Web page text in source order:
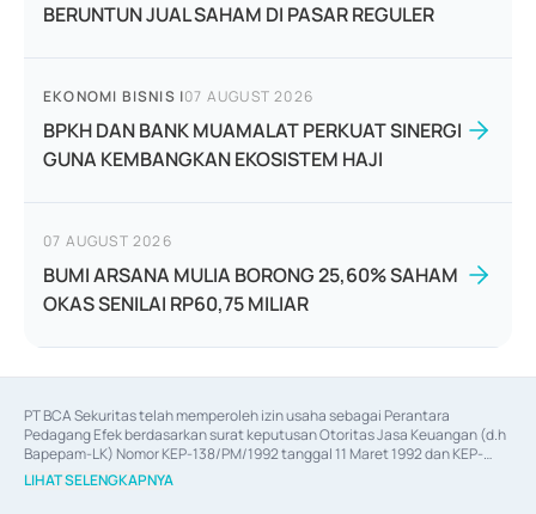
BERUNTUN JUAL SAHAM DI PASAR REGULER
EKONOMI BISNIS |07 AUGUST 2026
BPKH DAN BANK MUAMALAT PERKUAT SINERGI
GUNA KEMBANGKAN EKOSISTEM HAJI
07 AUGUST 2026
BUMI ARSANA MULIA BORONG 25,60% SAHAM
OKAS SENILAI RP60,75 MILIAR
PT BCA Sekuritas telah memperoleh izin usaha sebagai Perantara
Pedagang Efek berdasarkan surat keputusan Otoritas Jasa Keuangan (d.h
Bapepam-LK) Nomor KEP-138/PM/1992 tanggal 11 Maret 1992 dan KEP-
06/D.04/2014 tanggal 28 Februari 2014, izin usaha sebagai Penjamin Emisi
Efek berdasarkan surat keputusan Otoritas Jasa Keuangan Nomor KEP-
LIHAT SELENGKAPNYA